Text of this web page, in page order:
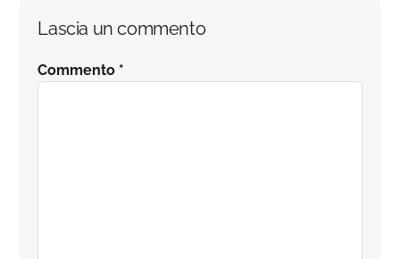
Interazioni
del
Lascia un commento
Commento *